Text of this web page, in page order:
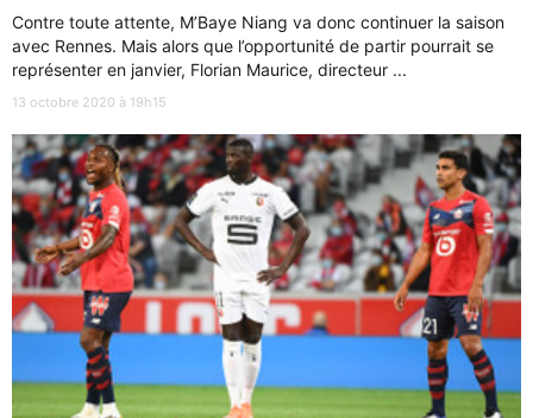
Contre toute attente, M’Baye Niang va donc continuer la saison
avec Rennes. Mais alors que l’opportunité de partir pourrait se
représenter en janvier, Florian Maurice, directeur ...
13 octobre 2020 à 19h15